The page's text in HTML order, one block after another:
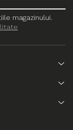
magazinului.